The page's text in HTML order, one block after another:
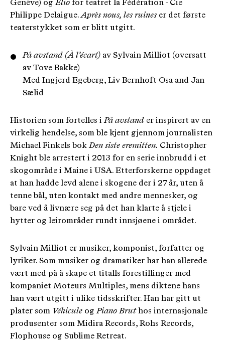
Genève) og Elio for teatret la Fédération - Cie
Philippe Delaigue.Après nous, les ruineser det første
teaterstykket som er blitt utgitt.
På avstand (À l’écart) av Sylvain Milliot (oversatt
av Tove Bakke)
Med Ingjerd Egeberg, Liv Bernhoft Osa and Jan
Sælid
Historien som fortelles iPå avstand er inspirert av en
virkelig hendelse, som ble kjent gjennom journalisten
Michael Finkels bokDen siste eremitten. Christopher
Knight ble arrestert i 2013 for en serie innbrudd i et
skogområde i Maine i USA. Etterforskerne oppdaget
at han hadde levd alene i skogene der i 27 år, uten å
tenne bål, uten kontakt med andre mennesker, og
bare ved å livnære seg på det han klarte å stjele i
hytter og leirområder rundt innsjøene i området.
Sylvain Milliot er musiker, komponist, forfatter og
lyriker. Som musiker og dramatiker har han allerede
vært med på å skape et titalls forestillinger med
kompaniet Moteurs Multiples, mens diktene hans
han vært utgitt i ulike tidsskrifter. Han har gitt ut
plater som Véhicule ogPiano Bruthos internasjonale
produsenter som Midira Records, Rohs Records,
Flophouse og Sublime Retreat.